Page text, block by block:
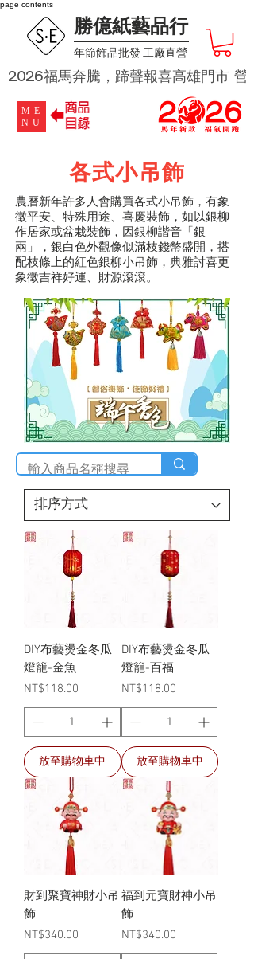
page contents
勝億紙藝品行
​年節飾品批發 工廠直營
2026福馬奔騰，蹄聲報喜高雄門市
ME
NU
各式小吊飾
農曆新年許多人會購買各式小吊飾，有象
徵平安、特殊用途、喜慶裝飾，如以銀柳
作居家或盆栽裝飾，因銀柳諧音「銀
兩」，銀白色外觀像似滿枝錢幣盛開，搭
配枝條上的紅色銀柳小吊飾，典雅討喜更
象徵吉祥好運、財源滾滾。
DIY布藝燙金冬瓜
燈籠-金魚
價格
NT$118.00
放至購物車中
DIY布藝燙金冬瓜
燈籠-百福
價格
NT$118.00
放至購物車中
財到聚寶神財小吊
飾
價格
NT$340.00
福到元寶財神小吊
飾
價格
NT$340.00